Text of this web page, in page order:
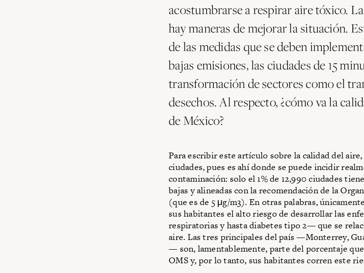
acostumbrarse a respirar aire tóxico.
hay maneras de mejorar la situación.
de las medidas que se deben
bajas emisiones, las ciudades de 15
transformación de sectores como el
desechos. Al respecto, ¿cómo va la
de México?
Para escribir este artículo sobre la calidad del
ciudades, pues es ahí donde se puede incidir
contaminación: solo el 1% de 12,990 ciudades
bajas y alineadas con la recomendación de la
(que es de 5 μg/m3). En otras palabras,
sus habitantes el alto riesgo de desarrollar las
respiratorias y hasta diabetes tipo 2— que se
aire. Las tres principales del país —Monterrey,
— son, lamentablemente, parte del porcentaje
OMS y, por lo tanto, sus habitantes corren este